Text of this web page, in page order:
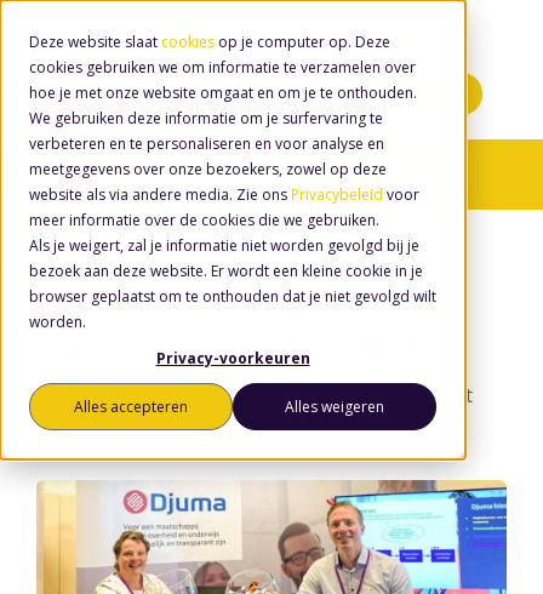
Deze website slaat cookies op je computer op. Deze
cookies gebruiken we om informatie te verzamelen over
hoe je met onze website omgaat en om je te onthouden.
We gebruiken deze informatie om je surfervaring te
verbeteren en te personaliseren en voor analyse en
meetgegevens over onze bezoekers, zowel op deze
website als via andere media. Zie ons Privacybeleid voor
meer informatie over de cookies die we gebruiken.
Als je weigert, zal je informatie niet worden gevolgd bij je
bezoek aan deze website. Er wordt een kleine cookie in je
browser geplaatst om te onthouden dat je niet gevolgd wilt
worden.
Privacy-voorkeuren
Alles accepteren Alles weigeren
Minidemo's
Nieuws/ Djuma Teams
Congres MBO Digitaal 2025
doorWouter van den Eerenbeemt
, op 5 maart
2025